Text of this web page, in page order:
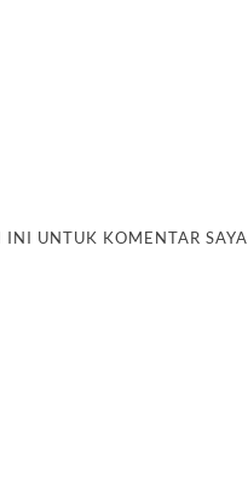
UNTUK KOMENTAR SAYA